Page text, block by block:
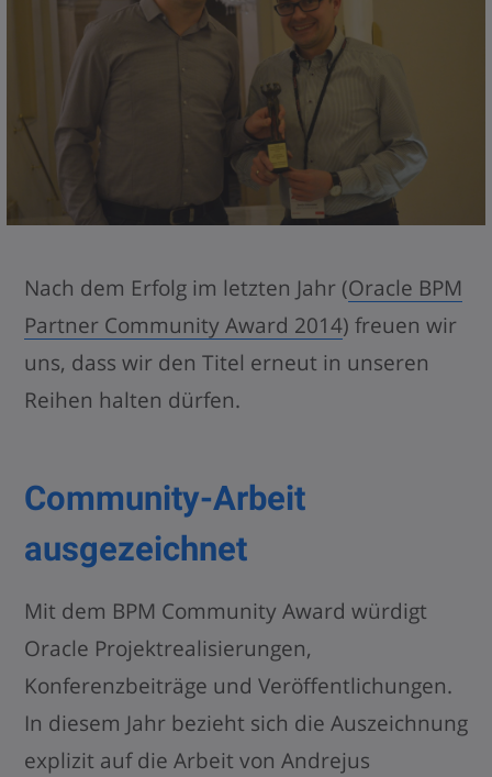
Nach dem Erfolg im letzten Jahr (Oracle BPM
Partner Community Award 2014) freuen wir
uns, dass wir den Titel erneut in unseren
Reihen halten dürfen.
Community-Arbeit
ausgezeichnet
Mit dem BPM Community Award würdigt
Oracle Projektrealisierungen,
Konferenzbeiträge und Veröffentlichungen.
In diesem Jahr bezieht sich die Auszeichnung
explizit auf die Arbeit von Andrejus